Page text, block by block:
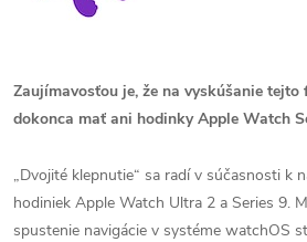
Zaujímavosťou je, že na vyskúšanie tejto
dokonca mať ani hodinky Apple Watch
„Dvojité klepnutie“ sa radí v súčasnosti k
hodiniek Apple Watch Ultra 2 a Series 9.
spustenie navigácie v systéme watchOS